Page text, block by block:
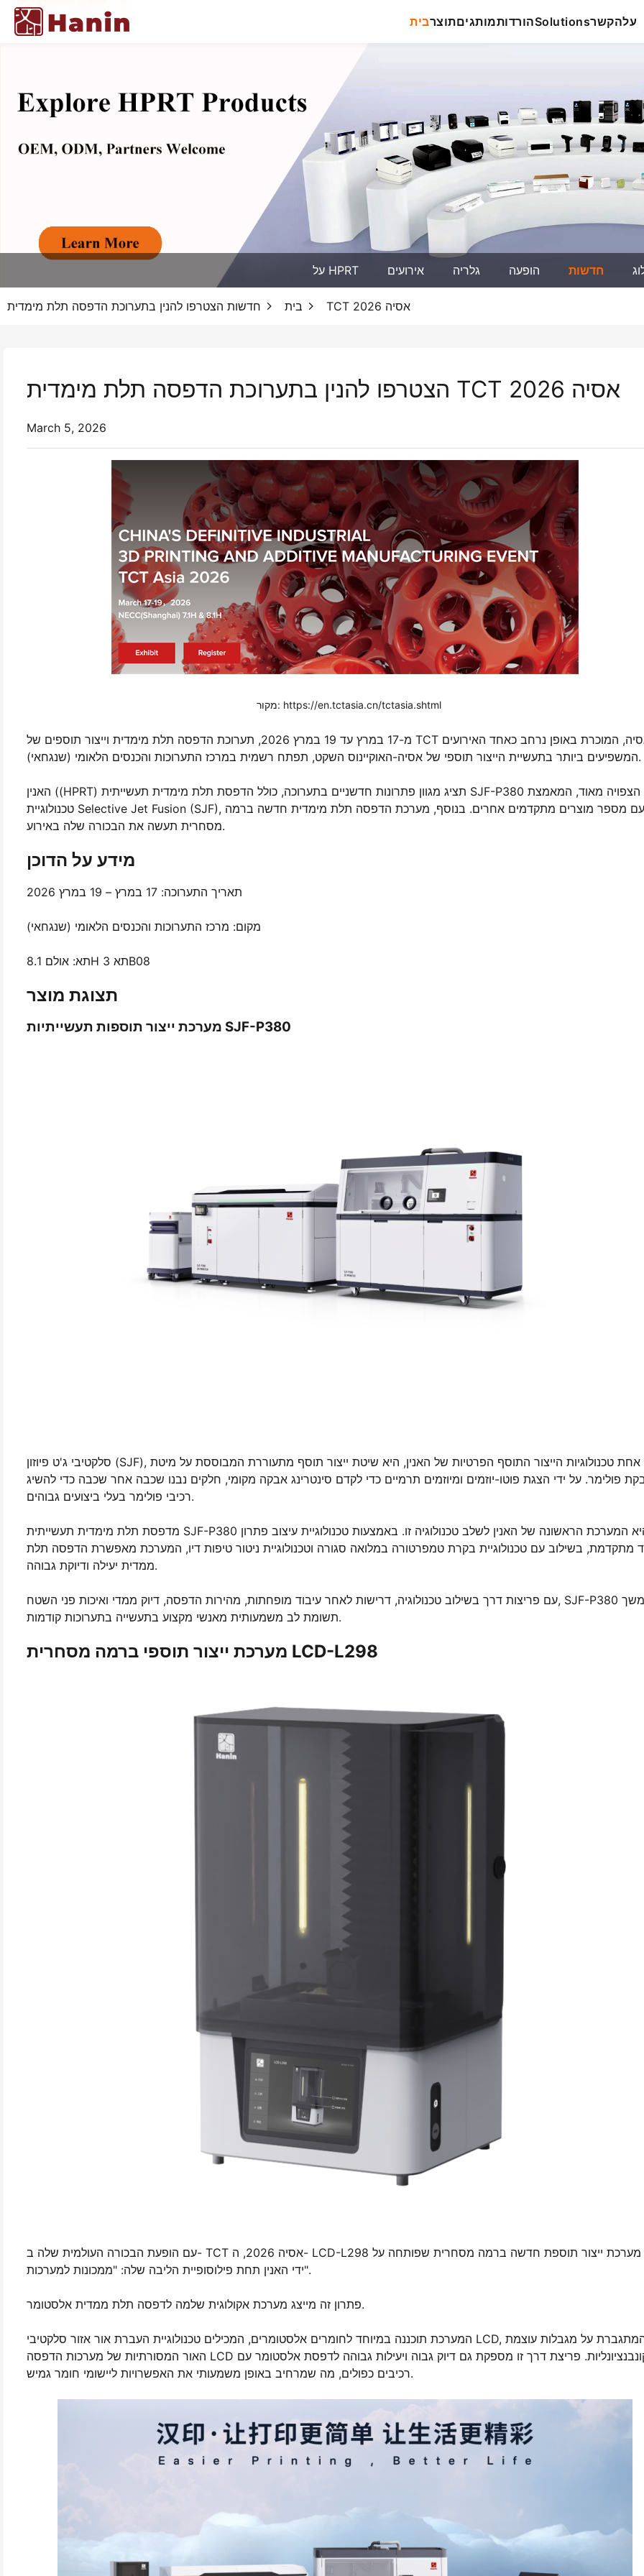
ביתתוצרמותגיםהורדותSolutionsהקשרעל
על HPRT אירועים גלריה הופעה חדשות
בית חדשות הצטרפו להנין בתערוכת הדפסה תלת מימדית TCT אסיה 2026
הצטרפו להנין בתערוכת הדפסה תלת מימדית TCT אסיה 2026
March 5, 2026
מקור: https://en.tctasia.cn/tctasia.shtml
מ-17 במרץ עד 19 במרץ 2026, תערוכת הדפסה תלת מימדית וייצור תוספים של TCT אסיה, המוכרת באופן נרחב כאחד האירועים
המשפיעים ביותר בתעשיית הייצור תוספי של אסיה-האוקיינוס השקט, תפתח רשמית במרכז התערוכות והכנסים הלאומי (שנגחאי).
האנין ((HPRT) תציג מגוון פתרונות חדשניים בתערוכה, כולל הדפסת תלת מימדית תעשייתית SJF-P380 הצפויה מאוד, המאמצת
טכנולוגיית Selective Jet Fusion (SJF), יחד עם מספר מוצרים מתקדמים אחרים. בנוסף, מערכת הדפסה תלת מימדית חדשה ברמה
מסחרית תעשה את הבכורה שלה באירוע.
מידע על הדוכן
תאריך התערוכה: 17 במרץ – 19 במרץ 2026
מקום: מרכז התערוכות והכנסים הלאומי (שנגחאי)
תא: אולם 8.1H תא 3B08
תצוגת מוצר
מערכת ייצור תוספות תעשייתיות SJF-P380
סלקטיבי ג'ט פיוזון (SJF), אחת טכנולוגיות הייצור התוסף הפרטיות של האנין, היא שיטת ייצור תוסף מתעוררת המבוססת על מיטת
פולימר. על ידי הצגת פוטו-יוזמים ומיוזמים תרמיים כדי לקדם סינטרינג אבקה מקומי, חלקים נבנו שכבה אחר שכבה כדי להשיג
רכיבי פולימר בעלי ביצועים גבוהים.
מדפסת תלת מימדית תעשייתית SJF-P380 היא המערכת הראשונה של האנין לשלב טכנולוגיה זו. באמצעות טכנולוגיית עיצוב פתרון
מתקדמת, בשילוב עם טכנולוגיית בקרת טמפרטורה במלואה סגורה וטכנולוגיית ניטור טיפות דיו, המערכת מאפשרת הדפסה תלת
ממדית יעילה ודיוקת גבוהה.
עם פריצות דרך בשילוב טכנולוגיה, דרישות לאחר עיבוד מופחתות, מהירות הדפסה, דיוק ממדי ואיכות פני השטח, SJF-P380 כבר משך
תשומת לב משמעותית מאנשי מקצוע בתעשייה בתערוכות קודמות.
מערכת ייצור תוספי ברמה מסחרית LCD-L298
עם הופעת הבכורה העולמית שלה ב- TCT אסיה 2026, ה- LCD-L298 היא מערכת ייצור תוספת חדשה ברמה מסחרית שפותחה על
ידי האנין תחת פילוסופיית הליבה שלה: "ממכונות למערכות".
פתרון זה מייצג מערכת אקולוגית שלמה לדפסה תלת ממדית אלסטומר.
המערכת תוכננה במיוחד לחומרים אלסטומרים, המכילים טכנולוגיית העברת אור אזור סלקטיבי LCD, המתגברת על מגבלות עוצמת
האור המסורתיות של מערכות הדפסה LCD קונבנציונליות. פריצת דרך זו מספקת גם דיוק גבוה ויעילות גבוהה לדפסת אלסטומר עם
רכיבים כפולים, מה שמרחיב באופן משמעותי את האפשרויות ליישומי חומר גמיש.